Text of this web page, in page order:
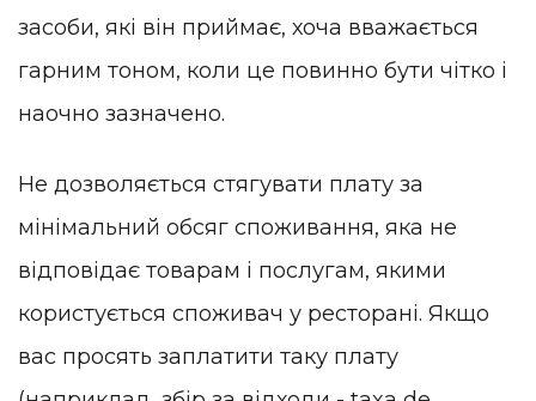
засоби, які він приймає, хоча вважається
гарним тоном, коли це повинно бути чітко і
наочно зазначено.
Не дозволяється стягувати плату за
мінімальний обсяг споживання, яка не
відповідає товарам і послугам, якими
користується споживач у ресторані. Якщо
вас просять заплатити таку плату